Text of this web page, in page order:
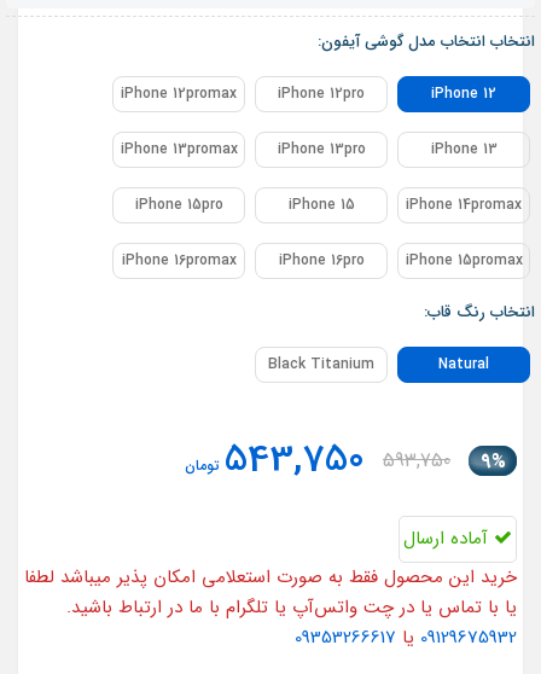
انتخاب انتخاب مدل گوشی آیفون:
iPhone 12
iPhone 12pro
iPhone 12promax
iPhone 13
iPhone 13pro
iPhone 13promax
iPhone 14promax
iPhone 15
iPhone 15pro
iPhone 15promax
iPhone 16pro
iPhone 16promax
انتخاب رنگ قاب:
Natural
Black Titanium
9%
593,750
543,750 تومان
آماده ارسال
خرید این محصول فقط به صورت استعلامی امکان پذیر میباشد لطفا
یا با تماس یا در چت واتس‌آپ یا تلگرام با ما در ارتباط باشید.
09129675932 یا 09353266617